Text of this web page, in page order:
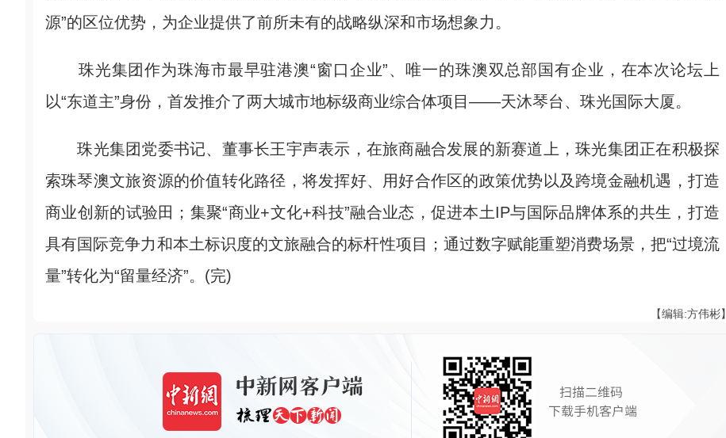
源”的区位优势，为企业提供了前所未有的战略纵深和市场想象力。
珠光集团作为珠海市最早驻港澳“窗口企业”、唯一的珠澳双总部国有企业，在本次论坛上
以“东道主”身份，首发推介了两大城市地标级商业综合体项目——天沐琴台、珠光国际大厦。
珠光集团党委书记、董事长王宇声表示，在旅商融合发展的新赛道上，珠光集团正在积极探
索珠琴澳文旅资源的价值转化路径，将发挥好、用好合作区的政策优势以及跨境金融机遇，打造
商业创新的试验田；集聚“商业+文化+科技”融合业态，促进本土IP与国际品牌体系的共生，打造
具有国际竞争力和本土标识度的文旅融合的标杆性项目；通过数字赋能重塑消费场景，把“过境流
量”转化为“留量经济”。(完)
【编辑:方伟彬】